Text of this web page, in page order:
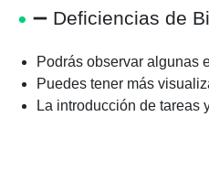
➖ Deficiencias de
Podrás observar algunas
Puedes tener más
La introducción de tareas